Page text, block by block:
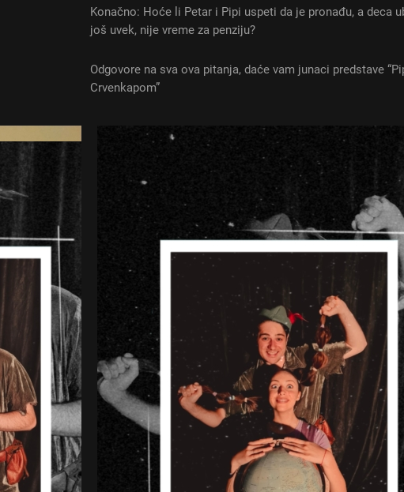
Konačno: Hoće li Petar i Pipi uspeti da je pronađu, a deca
još uvek, nije vreme za penziju?
Odgovore na sva ova pitanja, daće vam junaci predstave
Crvenkapom”